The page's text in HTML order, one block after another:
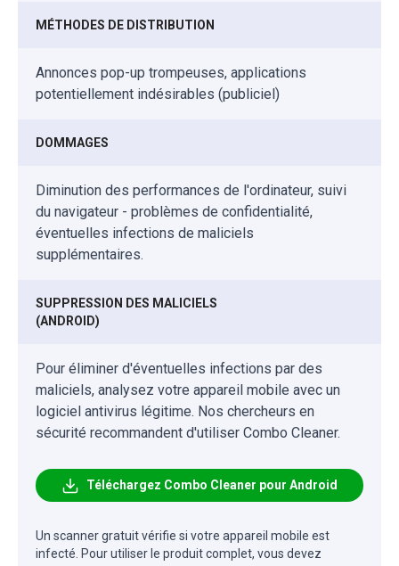
MÉTHODES DE DISTRIBUTION
Annonces pop-up trompeuses, applications
potentiellement indésirables (publiciel)
DOMMAGES
Diminution des performances de l'ordinateur, suivi
du navigateur - problèmes de confidentialité,
éventuelles infections de maliciels
supplémentaires.
SUPPRESSION DES MALICIELS
(ANDROID)
Pour éliminer d'éventuelles infections par des
maliciels, analysez votre appareil mobile avec un
logiciel antivirus légitime. Nos chercheurs en
sécurité recommandent d'utiliser Combo Cleaner.
Téléchargez Combo Cleaner pour Android
Un scanner gratuit vérifie si votre appareil mobile est
infecté. Pour utiliser le produit complet, vous devez